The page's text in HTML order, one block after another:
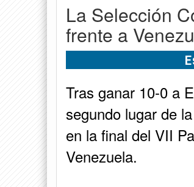
La Selección
frente a
Tras ganar 10-0 a
segundo lugar de
en la final del VII
Venezuela.